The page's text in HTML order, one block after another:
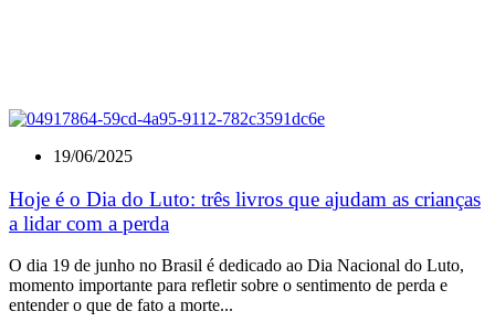
19/06/2025
Hoje é o Dia do Luto: três livros que ajudam as crianças
a lidar com a perda
O dia 19 de junho no Brasil é dedicado ao Dia Nacional do Luto,
momento importante para refletir sobre o sentimento de perda e
entender o que de fato a morte...